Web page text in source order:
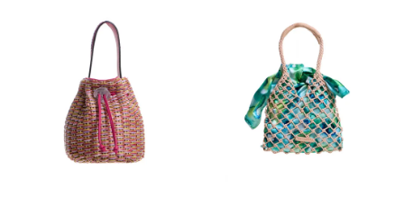
新着順 おすすめ順
価格安い順 価格高い順
ホワイト オフホワイト